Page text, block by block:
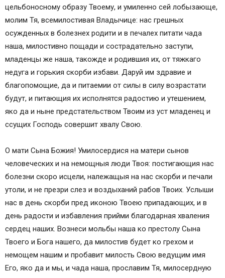
цельбоносному образу Твоему, и умиленно сей лобызающе,
молим Тя, всемилостивая Владычице: нас грешных
осужденных в болезнех родити и в печалех питати чада
наша, милостивно пощади и сострадательно заступи,
младенцы же наша, такожде и родившия их, от тяжкаго
недуга и горькия скорби избави. Даруй им здравие и
благопомощие, да и питаемии от силы в силу возрастати
будут, и питающия их исполнятся радостию и утешением,
яко да и ныне предстательством Твоим из уст младенец и
ссущих Господь совершит хвалу Свою.
О мати Сына Божия! Умилосердися на матери сынов
человеческих и на немощныя люди Твоя: постигающия нас
болезни скоро исцели, належащыя на нас скорби и печали
утоли, и не презри слез и воздыханий рабов Твоих. Услыши
нас в день скорби пред иконою Твоею припадающих, и в
день радости и избавления прийми благодарная хваления
сердец наших. Вознеси мольбы наша ко престолу Сына
Твоего и Бога нашего, да милостив будет ко грехом и
немощем нашим и пробавит милость Свою ведущим имя
Его, яко да и мы, и чада наша, прославим Тя, милосердную